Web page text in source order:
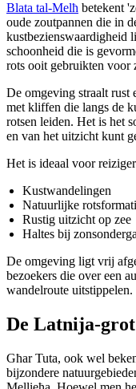
Blata tal-Melħ betekent
oude zoutpannen die in
kustbezienswaardigheid
schoonheid die is
rots ooit gebruikten voor
De omgeving straalt rust
met kliffen die langs de
rotsen leiden. Het is het
en van het uitzicht kunt
Het is ideaal voor
Kustwandelingen
Natuurlijke
Rustig uitzicht op zee
Haltes bij
De omgeving ligt vrij
bezoekers die over een
wandelroute uitstippelen.
De Latnija-
Għar Tuta, ook wel
bijzondere